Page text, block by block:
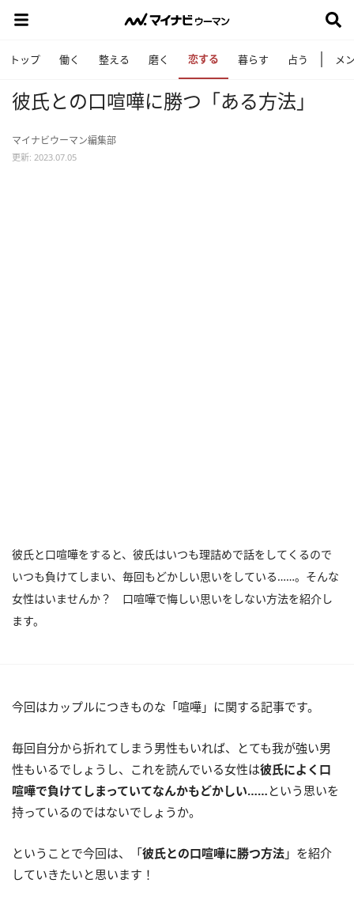
トップ 働く 整える 磨く 恋する 暮らす 占う メ
彼氏との口喧嘩に勝つ「ある方法」
マイナビウーマン編集部
更新: 2023.07.05
彼氏と口喧嘩をすると、彼氏はいつも理詰めで話をしてくるので
いつも負けてしまい、毎回もどかしい思いをしている……。そんな
女性はいませんか？ 口喧嘩で悔しい思いをしない方法を紹介し
ます。
今回はカップルにつきものな「喧嘩」に関する記事です。
毎回自分から折れてしまう男性もいれば、とても我が強い男
性もいるでしょうし、これを読んでいる女性は彼氏によく口
喧嘩で負けてしまっていてなんかもどかしい…… という思いを
持っているのではないでしょうか。
ということで今回は、「彼氏との口喧嘩に勝つ方法 」を紹介
していきたいと思います！